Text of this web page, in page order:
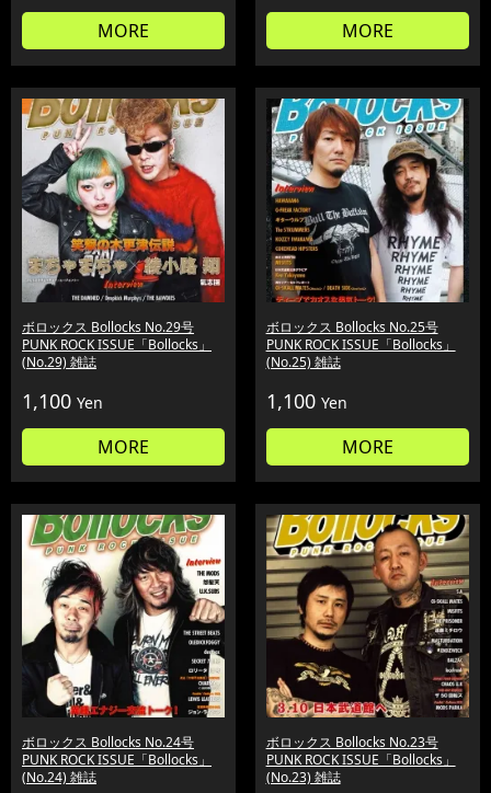
MORE MORE
ボロックス Bollocks No.29号
PUNK ROCK ISSUE「Bollocks」
(No.29) 雑誌
1,100 Yen
MORE
ボロックス Bollocks No.25号
PUNK ROCK ISSUE「Bollocks」
(No.25) 雑誌
1,100 Yen
MORE
ボロックス Bollocks No.24号
PUNK ROCK ISSUE「Bollocks」
(No.24) 雑誌
ボロックス Bollocks No.23号
PUNK ROCK ISSUE「Bollocks」
(No.23) 雑誌